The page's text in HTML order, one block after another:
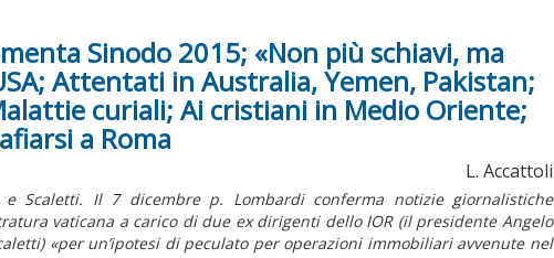
Sinodo 2015; «Non più schiavi, ma
Attentati in Australia, Yemen, Pakistan;
curiali; Ai cristiani in Medio Oriente;
a Roma
L. Accattoli
e Scaletti. Il 7 dicembre p. Lombardi conferma notizie giornalistiche
vaticana a carico di due ex dirigenti dello IOR (il presidente Angelo
«per un’ipotesi di peculato per operazioni immobiliari avvenute nel